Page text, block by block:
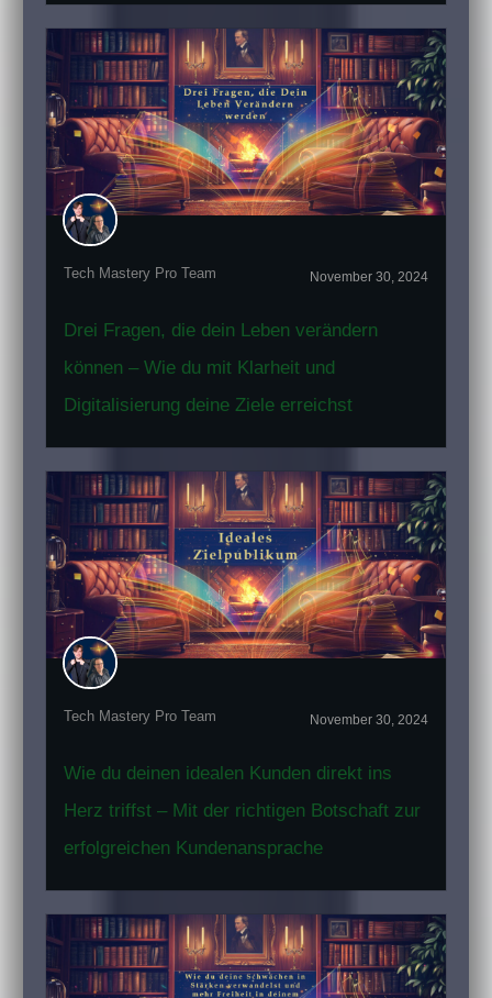
Tech Mastery Pro Team November 30, 2024
Drei Fragen, die dein Leben verändern
können – Wie du mit Klarheit und
Digitalisierung deine Ziele erreichst
Tech Mastery Pro Team November 30, 2024
Wie du deinen idealen Kunden direkt ins
Herz triffst – Mit der richtigen Botschaft zur
erfolgreichen Kundenansprache